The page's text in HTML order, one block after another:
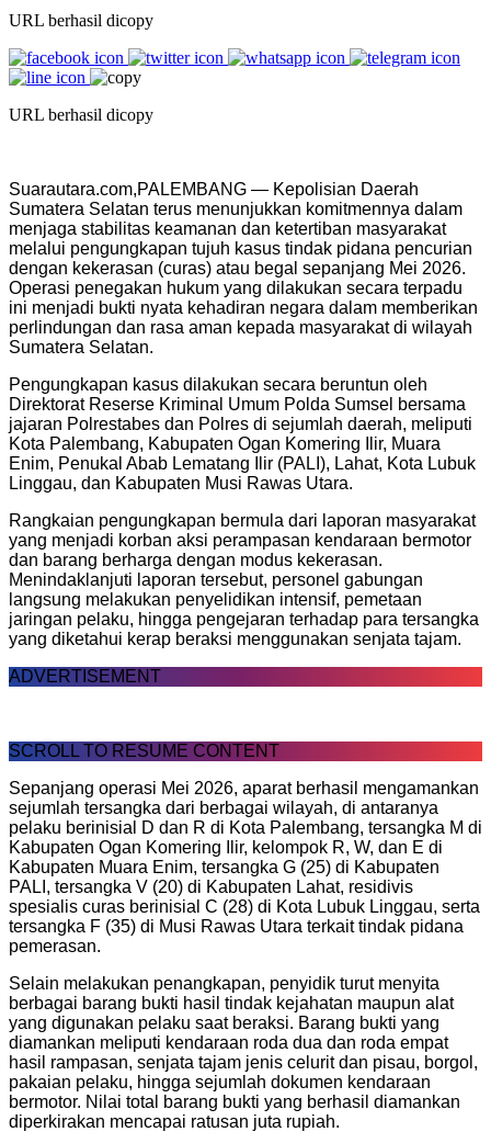
URL berhasil dicopy
URL berhasil dicopy
Suarautara.com,PALEMBANG — Kepolisian Daerah
Sumatera Selatan terus menunjukkan komitmennya dalam
menjaga stabilitas keamanan dan ketertiban masyarakat
melalui pengungkapan tujuh kasus tindak pidana pencurian
dengan kekerasan (curas) atau begal sepanjang Mei 2026.
Operasi penegakan hukum yang dilakukan secara terpadu
ini menjadi bukti nyata kehadiran negara dalam memberikan
perlindungan dan rasa aman kepada masyarakat di wilayah
Sumatera Selatan.
Pengungkapan kasus dilakukan secara beruntun oleh
Direktorat Reserse Kriminal Umum Polda Sumsel bersama
jajaran Polrestabes dan Polres di sejumlah daerah, meliputi
Kota Palembang, Kabupaten Ogan Komering Ilir, Muara
Enim, Penukal Abab Lematang Ilir (PALI), Lahat, Kota Lubuk
Linggau, dan Kabupaten Musi Rawas Utara.
Rangkaian pengungkapan bermula dari laporan masyarakat
yang menjadi korban aksi perampasan kendaraan bermotor
dan barang berharga dengan modus kekerasan.
Menindaklanjuti laporan tersebut, personel gabungan
langsung melakukan penyelidikan intensif, pemetaan
jaringan pelaku, hingga pengejaran terhadap para tersangka
yang diketahui kerap beraksi menggunakan senjata tajam.
ADVERTISEMENT
SCROLL TO RESUME CONTENT
Sepanjang operasi Mei 2026, aparat berhasil mengamankan
sejumlah tersangka dari berbagai wilayah, di antaranya
pelaku berinisial D dan R di Kota Palembang, tersangka M di
Kabupaten Ogan Komering Ilir, kelompok R, W, dan E di
Kabupaten Muara Enim, tersangka G (25) di Kabupaten
PALI, tersangka V (20) di Kabupaten Lahat, residivis
spesialis curas berinisial C (28) di Kota Lubuk Linggau, serta
tersangka F (35) di Musi Rawas Utara terkait tindak pidana
pemerasan.
Selain melakukan penangkapan, penyidik turut menyita
berbagai barang bukti hasil tindak kejahatan maupun alat
yang digunakan pelaku saat beraksi. Barang bukti yang
diamankan meliputi kendaraan roda dua dan roda empat
hasil rampasan, senjata tajam jenis celurit dan pisau, borgol,
pakaian pelaku, hingga sejumlah dokumen kendaraan
bermotor. Nilai total barang bukti yang berhasil diamankan
diperkirakan mencapai ratusan juta rupiah.